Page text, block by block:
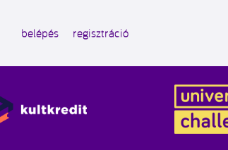
belépés regisztráció